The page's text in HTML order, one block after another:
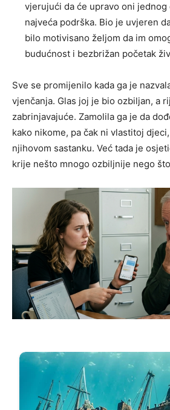
vjerujući da će upravo oni jednog
najveća podrška. Bio je uvjeren
bilo motivisano željom da im
budućnost i bezbrižan početak
Sve se promijenilo kada ga je
vjenčanja. Glas joj je bio ozbiljan, a
zabrinjavajuće. Zamolila ga je da
kako nikome, pa čak ni vlastitoj
njihovom sastanku. Već tada je
krije nešto mnogo ozbiljnije nego